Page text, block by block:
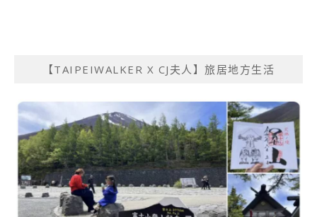
【TAIPEIWALKER X CJ夫人】旅居地方生活